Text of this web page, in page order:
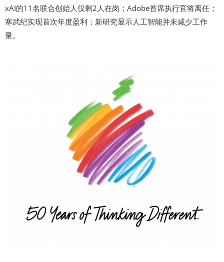
xAI的11名联合创始人仅剩2人在岗；Adobe首席执行官将离任；
寒武纪实现首次年度盈利；新研究显示人工智能并未减少工作
量。